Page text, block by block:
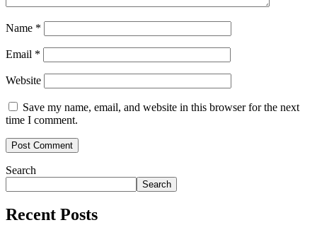
Name *
Email *
Website
Save my name, email, and website in this browser for the next
time I comment.
Search
Search
Recent Posts